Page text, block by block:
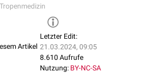
Hämatopoese
sind z.B.Nephropathie
Neurotoxizität
Tropenmedizin
Artikel
Letzter Edit:
21.03.2024, 09:05
8.610 Aufrufe
Nutzung: BY-NC-SA